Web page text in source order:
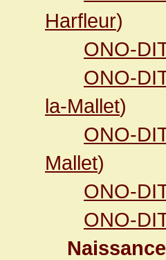
Harfleur)
ONO-
ONO-
la-Mallet)
ONO-
Mallet)
ONO-
ONO-
Naissance